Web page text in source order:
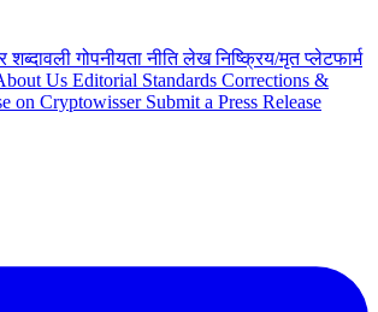
शब्दावलीगोपनीयता नीतिलेखनिष्क्रिय/मृत प्लेटफार्म
Us Editorial Standards Corrections &
on Cryptowisser Submit a Press Release